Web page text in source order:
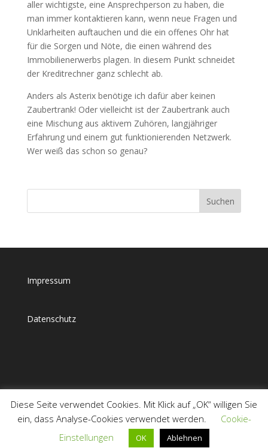
aller wichtigste, eine Ansprechperson zu haben, die
man immer kontaktieren kann, wenn neue Fragen und
Unklarheiten auftauchen und die ein offenes Ohr hat
für die Sorgen und Nöte, die einen während des
Immobilienerwerbs plagen. In diesem Punkt schneidet
der Kreditrechner ganz schlecht ab.
Anders als Asterix benötige ich dafür aber keinen
Zaubertrank! Oder vielleicht ist der Zaubertrank auch
eine Mischung aus aktivem Zuhören, langjähriger
Erfahrung und einem gut funktionierenden Netzwerk.
Wer weiß das schon so genau?
Impressum
Datenschutz
Diese Seite verwendet Cookies. Mit Klick auf „OK“ willigen Sie
ein, dass Analyse-Cookies verwendet werden.
Cookie-
Einstellungen
OK Ablehnen